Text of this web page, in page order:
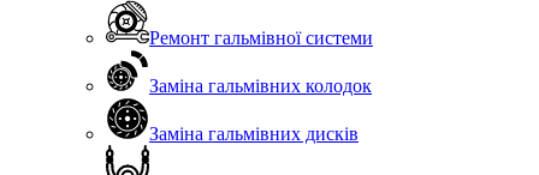
Ремонт гальмівної системи
Заміна гальмівних колодок
Заміна гальмівних дисків